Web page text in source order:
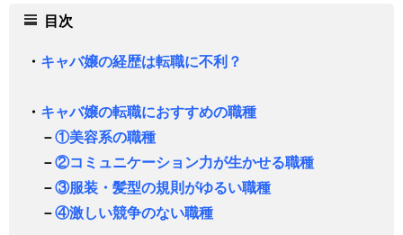
目次
・ キャバ嬢の経歴は転職に不利？
・ キャバ嬢の転職におすすめの職種
－①美容系の職種
－②コミュニケーション力が生かせる職種
－③服装・髪型の規則がゆるい職種
－④激しい競争のない職種